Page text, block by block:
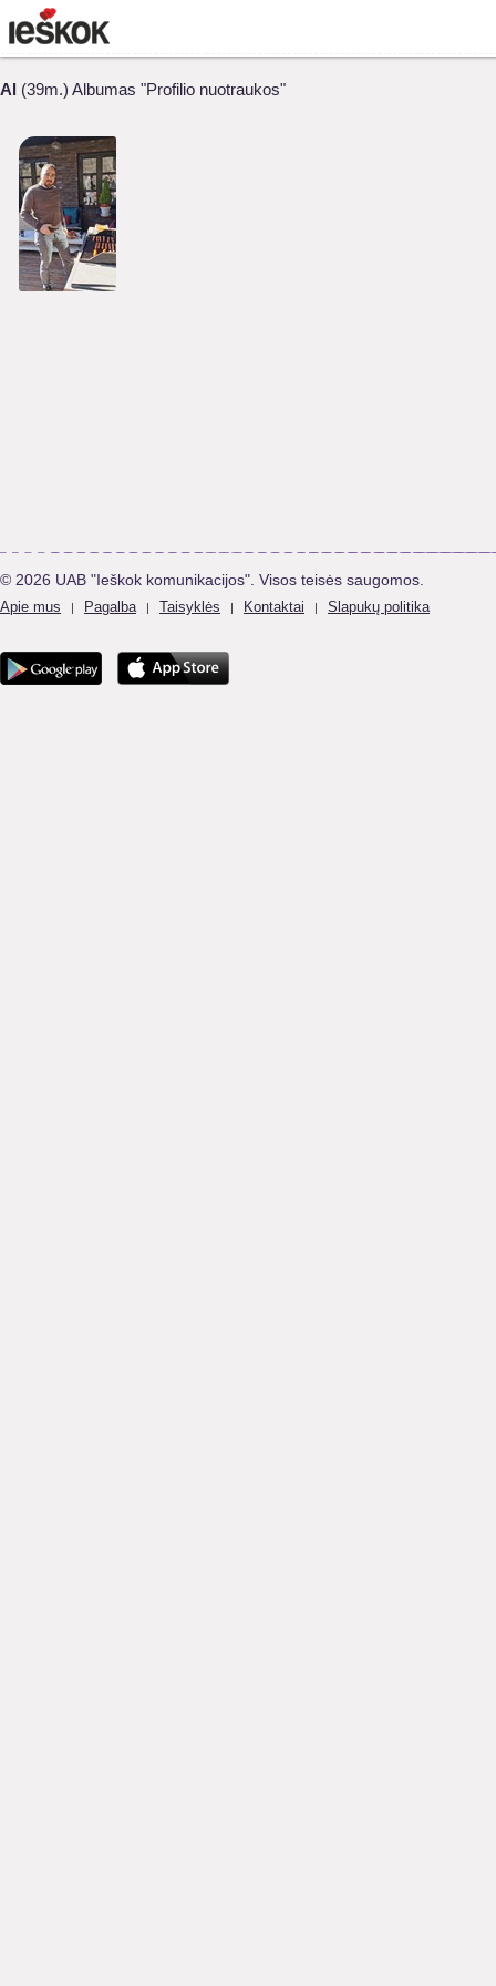
Al (39m.) Albumas "Profilio nuotraukos"
© 2026 UAB "Ieškok komunikacijos". Visos teisės saugomos.
Apie mus | Pagalba | Taisyklės | Kontaktai | Slapukų politika